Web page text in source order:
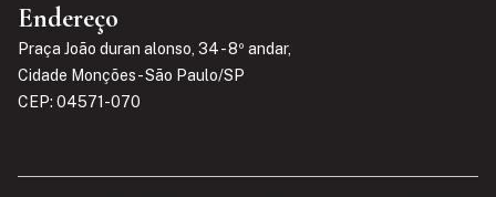
Endereço
Praça João duran alonso, 34 - 8º andar,
Cidade Monções - São Paulo/SP
CEP: 04571-070